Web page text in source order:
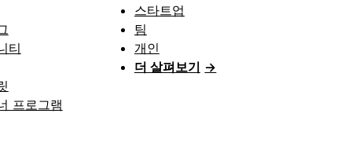
티
프로그램
스타트업
팀
개인
더 살펴보기 →